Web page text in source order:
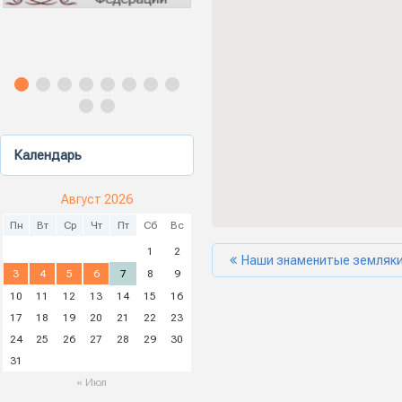
Календарь
Август 2026
Пн Вт Ср Чт Пт Сб Вс
1
2
3
4 5 6 7 8
9
10
11 12 13 14 15
16
17
18 19 20 21 22
23
24
25 26 27 28 29
30
31
« Июл
Наши знаменитые